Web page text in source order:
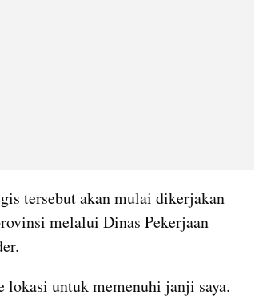
tersebut akan mulai dikerjakan
melalui Dinas Pekerjaan
untuk memenuhi janji saya.